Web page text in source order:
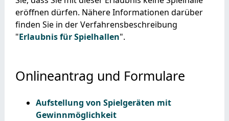
eröffnen dürfen. Nähere Informationen darüber
finden Sie in der Verfahrensbeschreibung
"Erlaubnis für Spielhallen".
Onlineantrag und Formulare
Aufstellung von Spielgeräten mit
Gewinnmöglichkeit